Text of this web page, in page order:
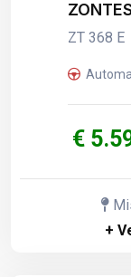
ZT 368 E
€
+